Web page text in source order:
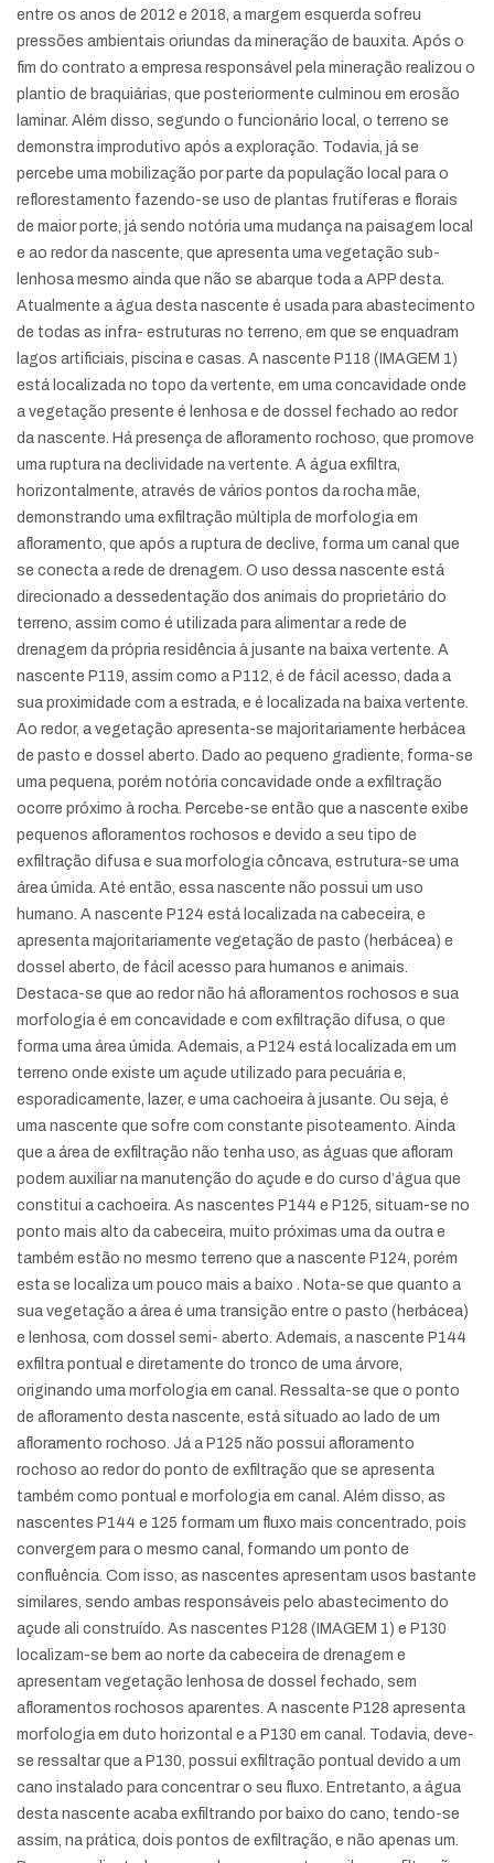
entre os anos de 2012 e 2018, a margem esquerda sofreu
pressões ambientais oriundas da mineração de bauxita. Após o
fim do contrato a empresa responsável pela mineração realizou o
plantio de braquiárias, que posteriormente culminou em erosão
laminar. Além disso, segundo o funcionário local, o terreno se
demonstra improdutivo após a exploração. Todavia, já se
percebe uma mobilização por parte da população local para o
reflorestamento fazendo-se uso de plantas frutíferas e florais
de maior porte, já sendo notória uma mudança na paisagem local
e ao redor da nascente, que apresenta uma vegetação sub-
lenhosa mesmo ainda que não se abarque toda a APP desta.
Atualmente a água desta nascente é usada para abastecimento
de todas as infra- estruturas no terreno, em que se enquadram
lagos artificiais, piscina e casas. A nascente P118 (IMAGEM 1)
está localizada no topo da vertente, em uma concavidade onde
a vegetação presente é lenhosa e de dossel fechado ao redor
da nascente. Há presença de afloramento rochoso, que promove
uma ruptura na declividade na vertente. A água exfiltra,
horizontalmente, através de vários pontos da rocha mãe,
demonstrando uma exfiltração múltipla de morfologia em
afloramento, que após a ruptura de declive, forma um canal que
se conecta a rede de drenagem. O uso dessa nascente está
direcionado a dessedentação dos animais do proprietário do
terreno, assim como é utilizada para alimentar a rede de
drenagem da própria residência à jusante na baixa vertente. A
nascente P119, assim como a P112, é de fácil acesso, dada a
sua proximidade com a estrada, e é localizada na baixa vertente.
Ao redor, a vegetação apresenta-se majoritariamente herbácea
de pasto e dossel aberto. Dado ao pequeno gradiente, forma-se
uma pequena, porém notória concavidade onde a exfiltração
ocorre próximo à rocha. Percebe-se então que a nascente exibe
pequenos afloramentos rochosos e devido a seu tipo de
exfiltração difusa e sua morfologia côncava, estrutura-se uma
área úmida. Até então, essa nascente não possui um uso
humano. A nascente P124 está localizada na cabeceira, e
apresenta majoritariamente vegetação de pasto (herbácea) e
dossel aberto, de fácil acesso para humanos e animais.
Destaca-se que ao redor não há afloramentos rochosos e sua
morfologia é em concavidade e com exfiltração difusa, o que
forma uma área úmida. Ademais, a P124 está localizada em um
terreno onde existe um açude utilizado para pecuária e,
esporadicamente, lazer, e uma cachoeira à jusante. Ou seja, é
uma nascente que sofre com constante pisoteamento. Ainda
que a área de exfiltração não tenha uso, as águas que afloram
podem auxiliar na manutenção do açude e do curso d’água que
constitui a cachoeira. As nascentes P144 e P125, situam-se no
ponto mais alto da cabeceira, muito próximas uma da outra e
também estão no mesmo terreno que a nascente P124, porém
esta se localiza um pouco mais a baixo . Nota-se que quanto a
sua vegetação a área é uma transição entre o pasto (herbácea)
e lenhosa, com dossel semi- aberto. Ademais, a nascente P144
exfiltra pontual e diretamente do tronco de uma árvore,
originando uma morfologia em canal. Ressalta-se que o ponto
de afloramento desta nascente, está situado ao lado de um
afloramento rochoso. Já a P125 não possui afloramento
rochoso ao redor do ponto de exfiltração que se apresenta
também como pontual e morfologia em canal. Além disso, as
nascentes P144 e 125 formam um fluxo mais concentrado, pois
convergem para o mesmo canal, formando um ponto de
confluência. Com isso, as nascentes apresentam usos bastante
similares, sendo ambas responsáveis pelo abastecimento do
açude ali construído. As nascentes P128 (IMAGEM 1) e P130
localizam-se bem ao norte da cabeceira de drenagem e
apresentam vegetação lenhosa de dossel fechado, sem
afloramentos rochosos aparentes. A nascente P128 apresenta
morfologia em duto horizontal e a P130 em canal. Todavia, deve-
se ressaltar que a P130, possui exfiltração pontual devido a um
cano instalado para concentrar o seu fluxo. Entretanto, a água
desta nascente acaba exfiltrando por baixo do cano, tendo-se
assim, na prática, dois pontos de exfiltração, e não apenas um.